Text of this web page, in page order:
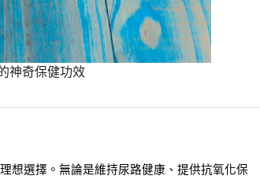
神奇保健功效
想選擇。無論是維持尿路健康、提供抗氧化保